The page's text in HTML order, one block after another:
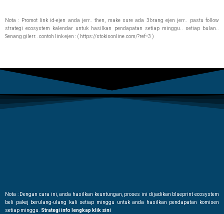
Nota : Promot link id-ejen anda jerr.. then, make sure ada 3’orang ejen jerr.. pastu follow
strategi ecosystem kalendar untuk hasilkan pendapatan setiap minggu.. setiap bulan..
Senang gilerr.. contoh link ejen : ( https://stokisonline.com/?ref=3 )
Nota : Dengan cara ini, anda hasilkan keuntungan, proses ini dijadikan blueprint ecosystem
beli pakej berulang-ulang kali setiap minggu untuk anda hasilkan pendapatan komisen
setiap minggu. Strategi info lengkap klik sini